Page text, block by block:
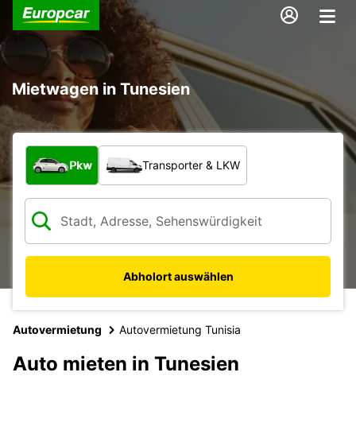
Mietwagen in Tunesien
Welche Art von Fahrzeug?
Pkw Transporter & LKW
Abholort auswählen
Autovermietung Autovermietung Tunisia
Auto mieten in Tunesien